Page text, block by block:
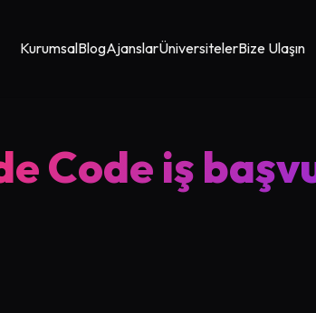
KurumsalBlogAjanslarÜniversitelerBize Ulaşın
Code iş